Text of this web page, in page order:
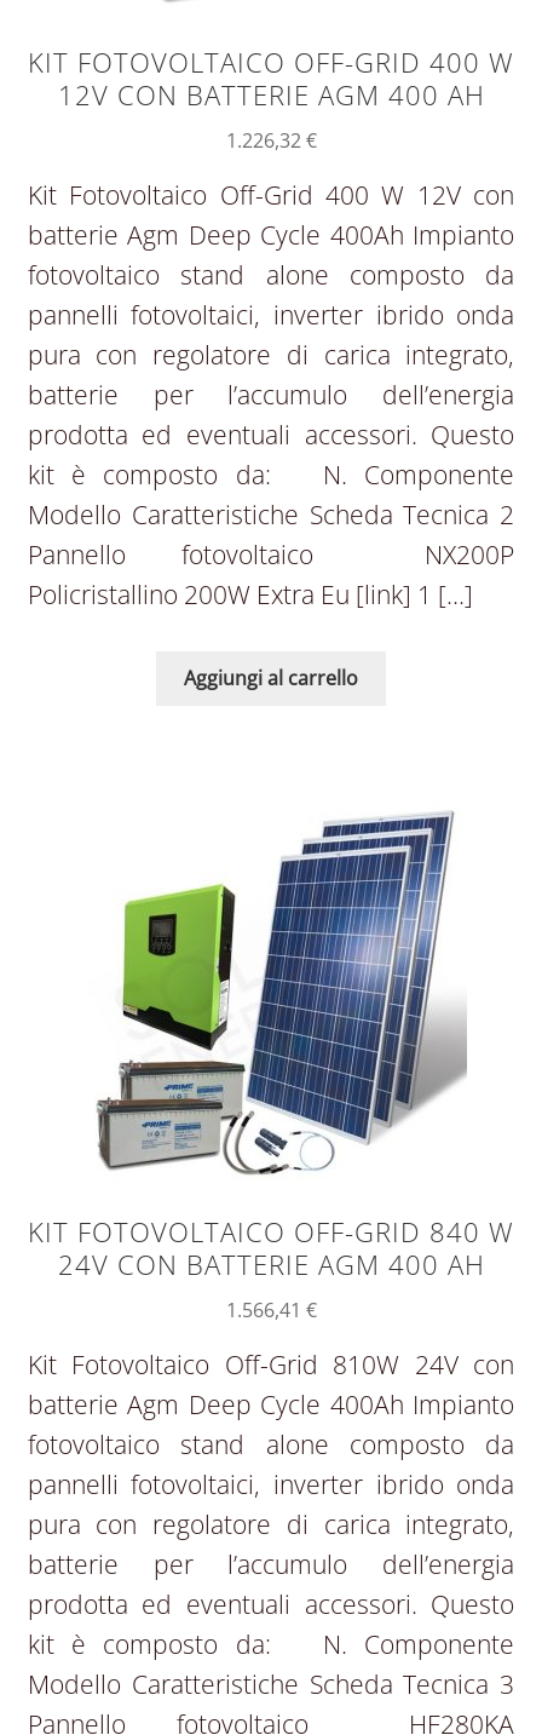
KIT FOTOVOLTAICO OFF-GRID 400 W
12V CON BATTERIE AGM 400 AH
1.226,32€
Kit Fotovoltaico Off-Grid 400 W 12V con
batterie Agm Deep Cycle 400Ah Impianto
fotovoltaico stand alone composto da
pannelli fotovoltaici, inverter ibrido onda
pura con regolatore di carica integrato,
batterie per l’accumulo dell’energia
prodotta ed eventuali accessori. Questo
kit è composto da: N. Componente
Modello Caratteristiche Scheda Tecnica 2
Pannello fotovoltaico NX200P
Policristallino 200W Extra Eu [link] 1 […]
Aggiungi al carrello
KIT FOTOVOLTAICO OFF-GRID 840 W
24V CON BATTERIE AGM 400 AH
1.566,41 €
Kit Fotovoltaico Off-Grid 810W 24V con
batterie Agm Deep Cycle 400Ah Impianto
fotovoltaico stand alone composto da
pannelli fotovoltaici, inverter ibrido onda
pura con regolatore di carica integrato,
batterie per l’accumulo dell’energia
prodotta ed eventuali accessori. Questo
kit è composto da: N. Componente
Modello Caratteristiche Scheda Tecnica 3
Pannello fotovoltaico HF280KA